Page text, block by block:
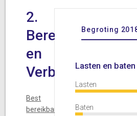
2.
Bereikbaar
en
Verbonden
Best
bereikbare
Begroting
Lasten en baten
Lasten
Baten